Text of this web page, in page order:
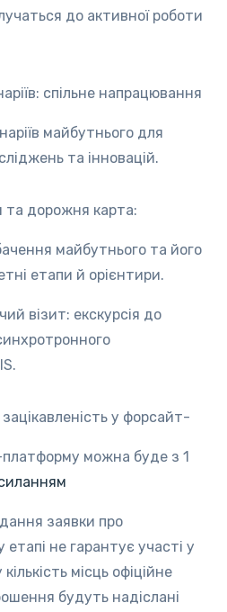
до активної роботи
спільне напрацювання
майбутнього для
та інновацій.
та дорожня карта:
майбутнього та його
етапи й орієнтири.
візит: екскурсія до
у форсайт-
можна буде з 1
заявки про
етапі не гарантує участі у
місць офіційне
будуть надіслані